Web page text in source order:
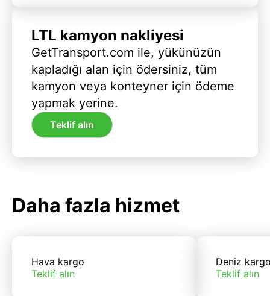
LTL kamyon nakliyesi
GetTransport.com ile, yükünüzün
kapladığı alan için ödersiniz, tüm
kamyon veya konteyner için ödeme
yapmak yerine.
Teklif alın
Daha fazla hizmet
Hava kargo
Teklif alın
Deniz
Teklif alın